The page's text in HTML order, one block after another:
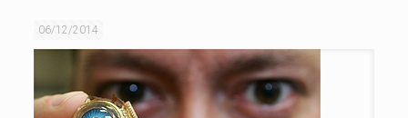
06/12/2014